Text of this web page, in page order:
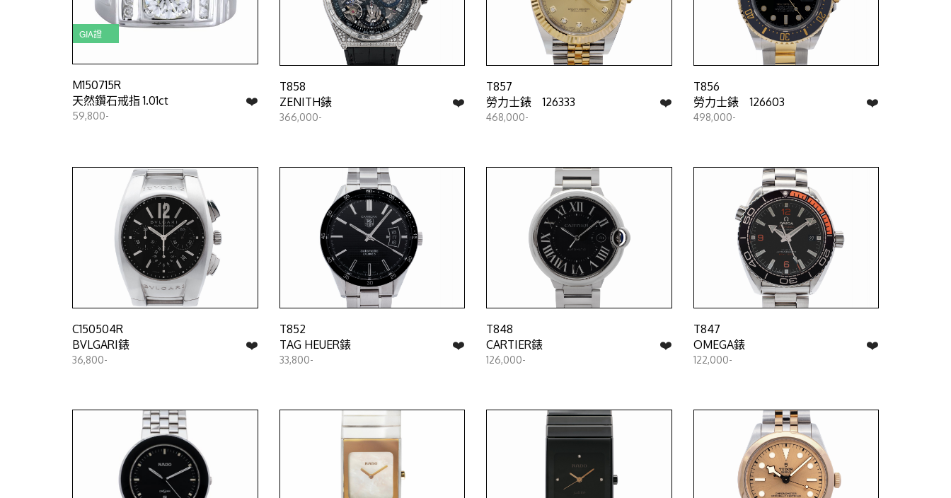
GIA證
M150715R
❤️
天然鑽石戒指 1.01ct
59,800-
T858
❤️
ZENITH錶
366,000-
T857
❤️
勞力士錶 126333
468,000-
T856
❤️
勞力士錶 126603
498,000-
C150504R
❤️
BVLGARI錶
36,800-
T852
❤️
TAG HEUER錶
33,800-
T848
❤️
CARTIER錶
126,000-
T847
❤️
OMEGA錶
122,000-